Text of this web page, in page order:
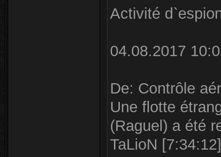
Activité
04.08.2017
De: Contrôle
Une flotte
(Raguel) a été
TaLioN